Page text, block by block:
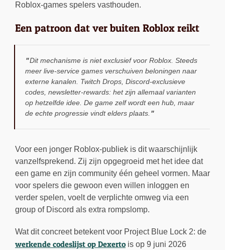
Roblox-games spelers vasthouden.
Een patroon dat ver buiten Roblox reikt
Dit mechanisme is niet exclusief voor Roblox. Steeds
meer live-service games verschuiven beloningen naar
externe kanalen. Twitch Drops, Discord-exclusieve
codes, newsletter-rewards: het zijn allemaal varianten
op hetzelfde idee. De game zelf wordt een hub, maar
de echte progressie vindt elders plaats.
Voor een jonger Roblox-publiek is dit waarschijnlijk
vanzelfsprekend. Zij zijn opgegroeid met het idee dat
een game en zijn community één geheel vormen. Maar
voor spelers die gewoon even willen inloggen en
verder spelen, voelt de verplichte omweg via een
group of Discord als extra rompslomp.
Wat dit concreet betekent voor Project Blue Lock 2: de
werkende codeslijst op Dexerto is op 9 juni 2026